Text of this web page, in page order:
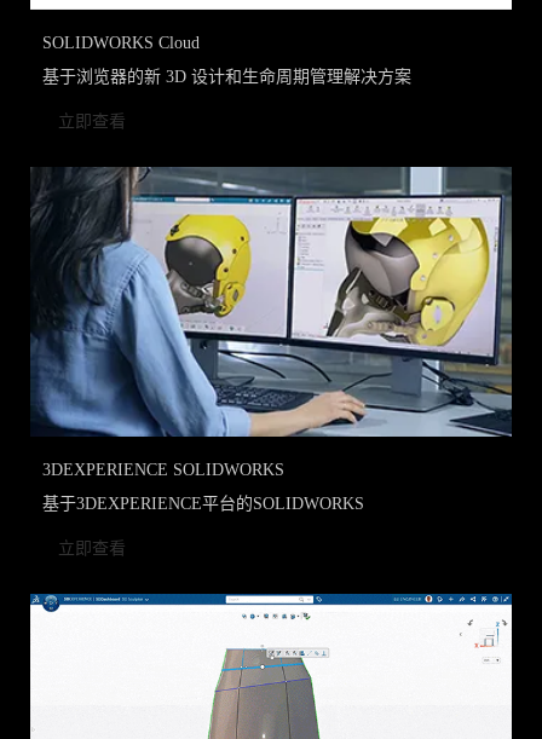
SOLIDWORKS Cloud
基于浏览器的新 3D 设计和生命周期管理解决方案
立即查看
3DEXPERIENCE SOLIDWORKS
基于3DEXPERIENCE平台的SOLIDWORKS
立即查看